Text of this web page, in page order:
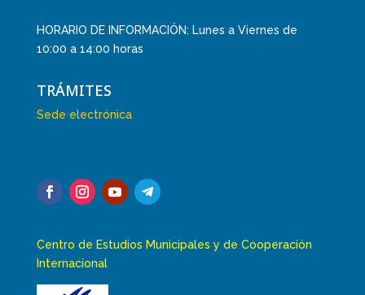
HORARIO DE INFORMACIÓN: Lunes a Viernes de
10:00 a 14:00 horas
TRÁMITES
Sede electrónica
Centro de Estudios Municipales y de Cooperación
Internacional